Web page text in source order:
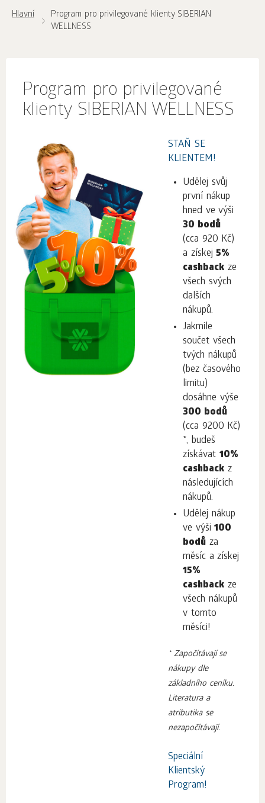
Hlavní
Program pro privilegované klienty SIBERIAN
WELLNESS
Program pro privilegované
klienty SIBERIAN WELLNESS
STAŇ SE
KLIENTEM!
Udělej svůj
první nákup
hned ve výši
30 bodů
(cca 920 Kč)
a získej5%
cashback ze
všech svých
dalších
nákupů.
Jakmile
součet všech
tvých nákupů
(bez časového
limitu)
dosáhne výše
300 bodů
(cca 9200 Kč)
*, budeš
získávat 10%
cashback z
následujících
nákupů.
Udělej nákup
ve výši100
bodů za
měsíc a získej
15%
cashback ze
všech nákupů
v tomto
měsíci!
* Započítávají se
nákupy dle
základního ceníku.
Literatura a
atributika se
nezapočítávají.
Speciální
Klientský
Program!